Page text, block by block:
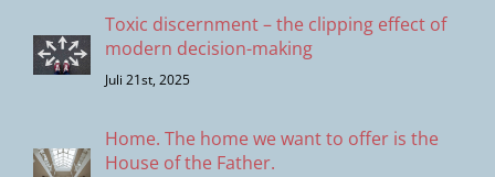
Toxic discernment – the clipping effect of
modern decision-making
Juli 21st, 2025
Home. The home we want to offer is the
House of the Father.